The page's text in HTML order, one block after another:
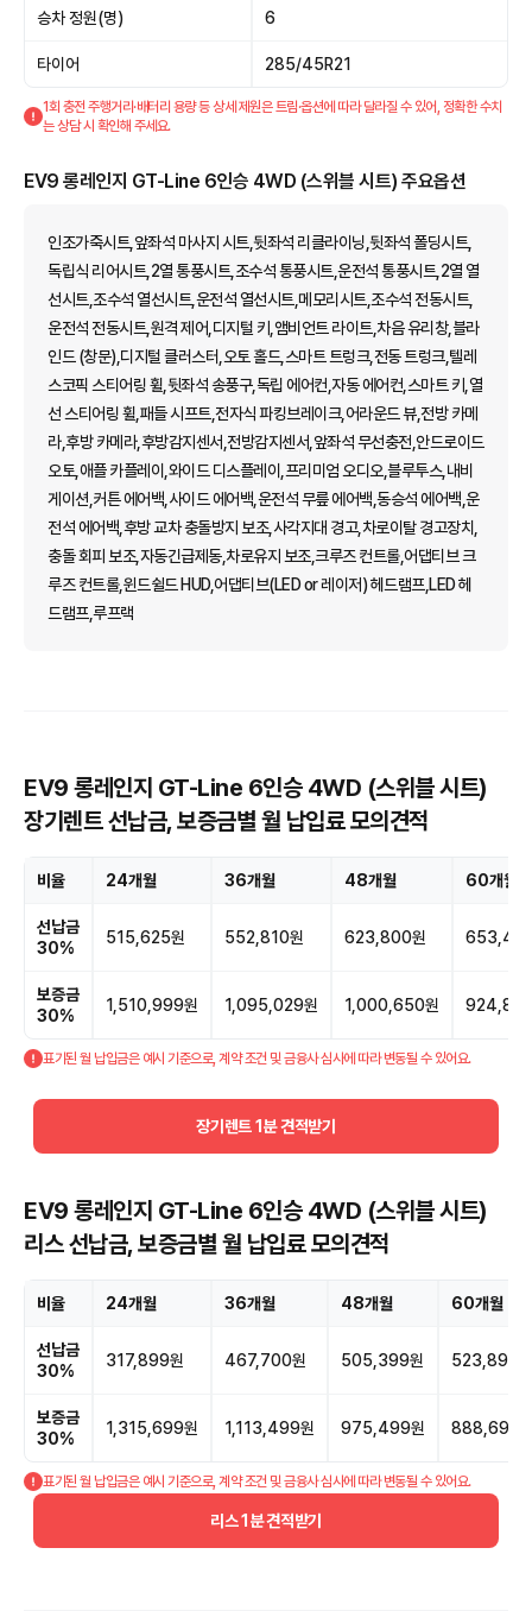
승차 정원(명) 6
타이어 285/45R21
1회 충전 주행거리·배터리 용량 등 상세 제원은 트림·옵션에 따라 달라질 수 있어, 정확한 수치
는 상담 시 확인해 주세요.
EV9 롱레인지 GT-Line 6인승 4WD (스위블 시트) 주요옵션
인조가죽시트,앞좌석 마사지 시트,뒷좌석 리클라이닝,뒷좌석 폴딩시트,
독립식 리어시트,2열 통풍시트,조수석 통풍시트,운전석 통풍시트,2열 열
선시트,조수석 열선시트,운전석 열선시트,메모리시트,조수석 전동시트,
운전석 전동시트,원격 제어,디지털 키,앰비언트 라이트,차음 유리창,블라
인드 (창문),디지털 클러스터,오토 홀드,스마트 트렁크,전동 트렁크,텔레
스코픽 스티어링 휠,뒷좌석 송풍구,독립 에어컨,자동 에어컨,스마트 키,열
선 스티어링 휠,패들 시프트,전자식 파킹브레이크,어라운드 뷰,전방 카메
라,후방 카메라,후방감지센서,전방감지센서,앞좌석 무선충전,안드로이드
오토,애플 카플레이,와이드 디스플레이,프리미엄 오디오,블루투스,내비
게이션,커튼 에어백,사이드 에어백,운전석 무릎 에어백,동승석 에어백,운
전석 에어백,후방 교차 충돌방지 보조,사각지대 경고,차로이탈 경고장치,
충돌 회피 보조,자동긴급제동,차로유지 보조,크루즈 컨트롤,어댑티브 크
루즈 컨트롤,윈드쉴드 HUD,어댑티브(LED or 레이저) 헤드램프,LED 헤
드램프,루프랙
EV9 롱레인지 GT-Line 6인승 4WD (스위블 시트)
장기렌트 선납금, 보증금별 월 납입료 모의견적
비율 24개월 36개월 48개월 60개월
선납금
30%
515,625원 552,810원 623,800원
보증금
30%
1,510,999원 1,095,029원 1,000,650원
표기된 월 납입금은 예시 기준으로, 계약 조건 및 금융사 심사에 따라 변동될 수 있어요.
장기렌트 1분 견적받기
EV9 롱레인지 GT-Line 6인승 4WD (스위블 시트)
리스 선납금, 보증금별 월 납입료 모의견적
비율 24개월 36개월 48개월 60개월
선납금
30%
317,899원 467,700원 505,399원 523,899원
보증금
30%
1,315,699원 1,113,499원 975,499원 888,699
표기된 월 납입금은 예시 기준으로, 계약 조건 및 금융사 심사에 따라 변동될 수 있어요.
리스 1분 견적받기